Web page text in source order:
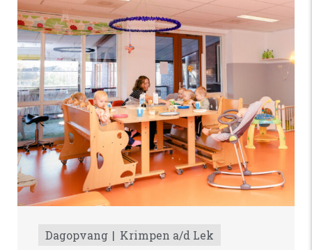
Dagopvang Krimpen a/d Lek